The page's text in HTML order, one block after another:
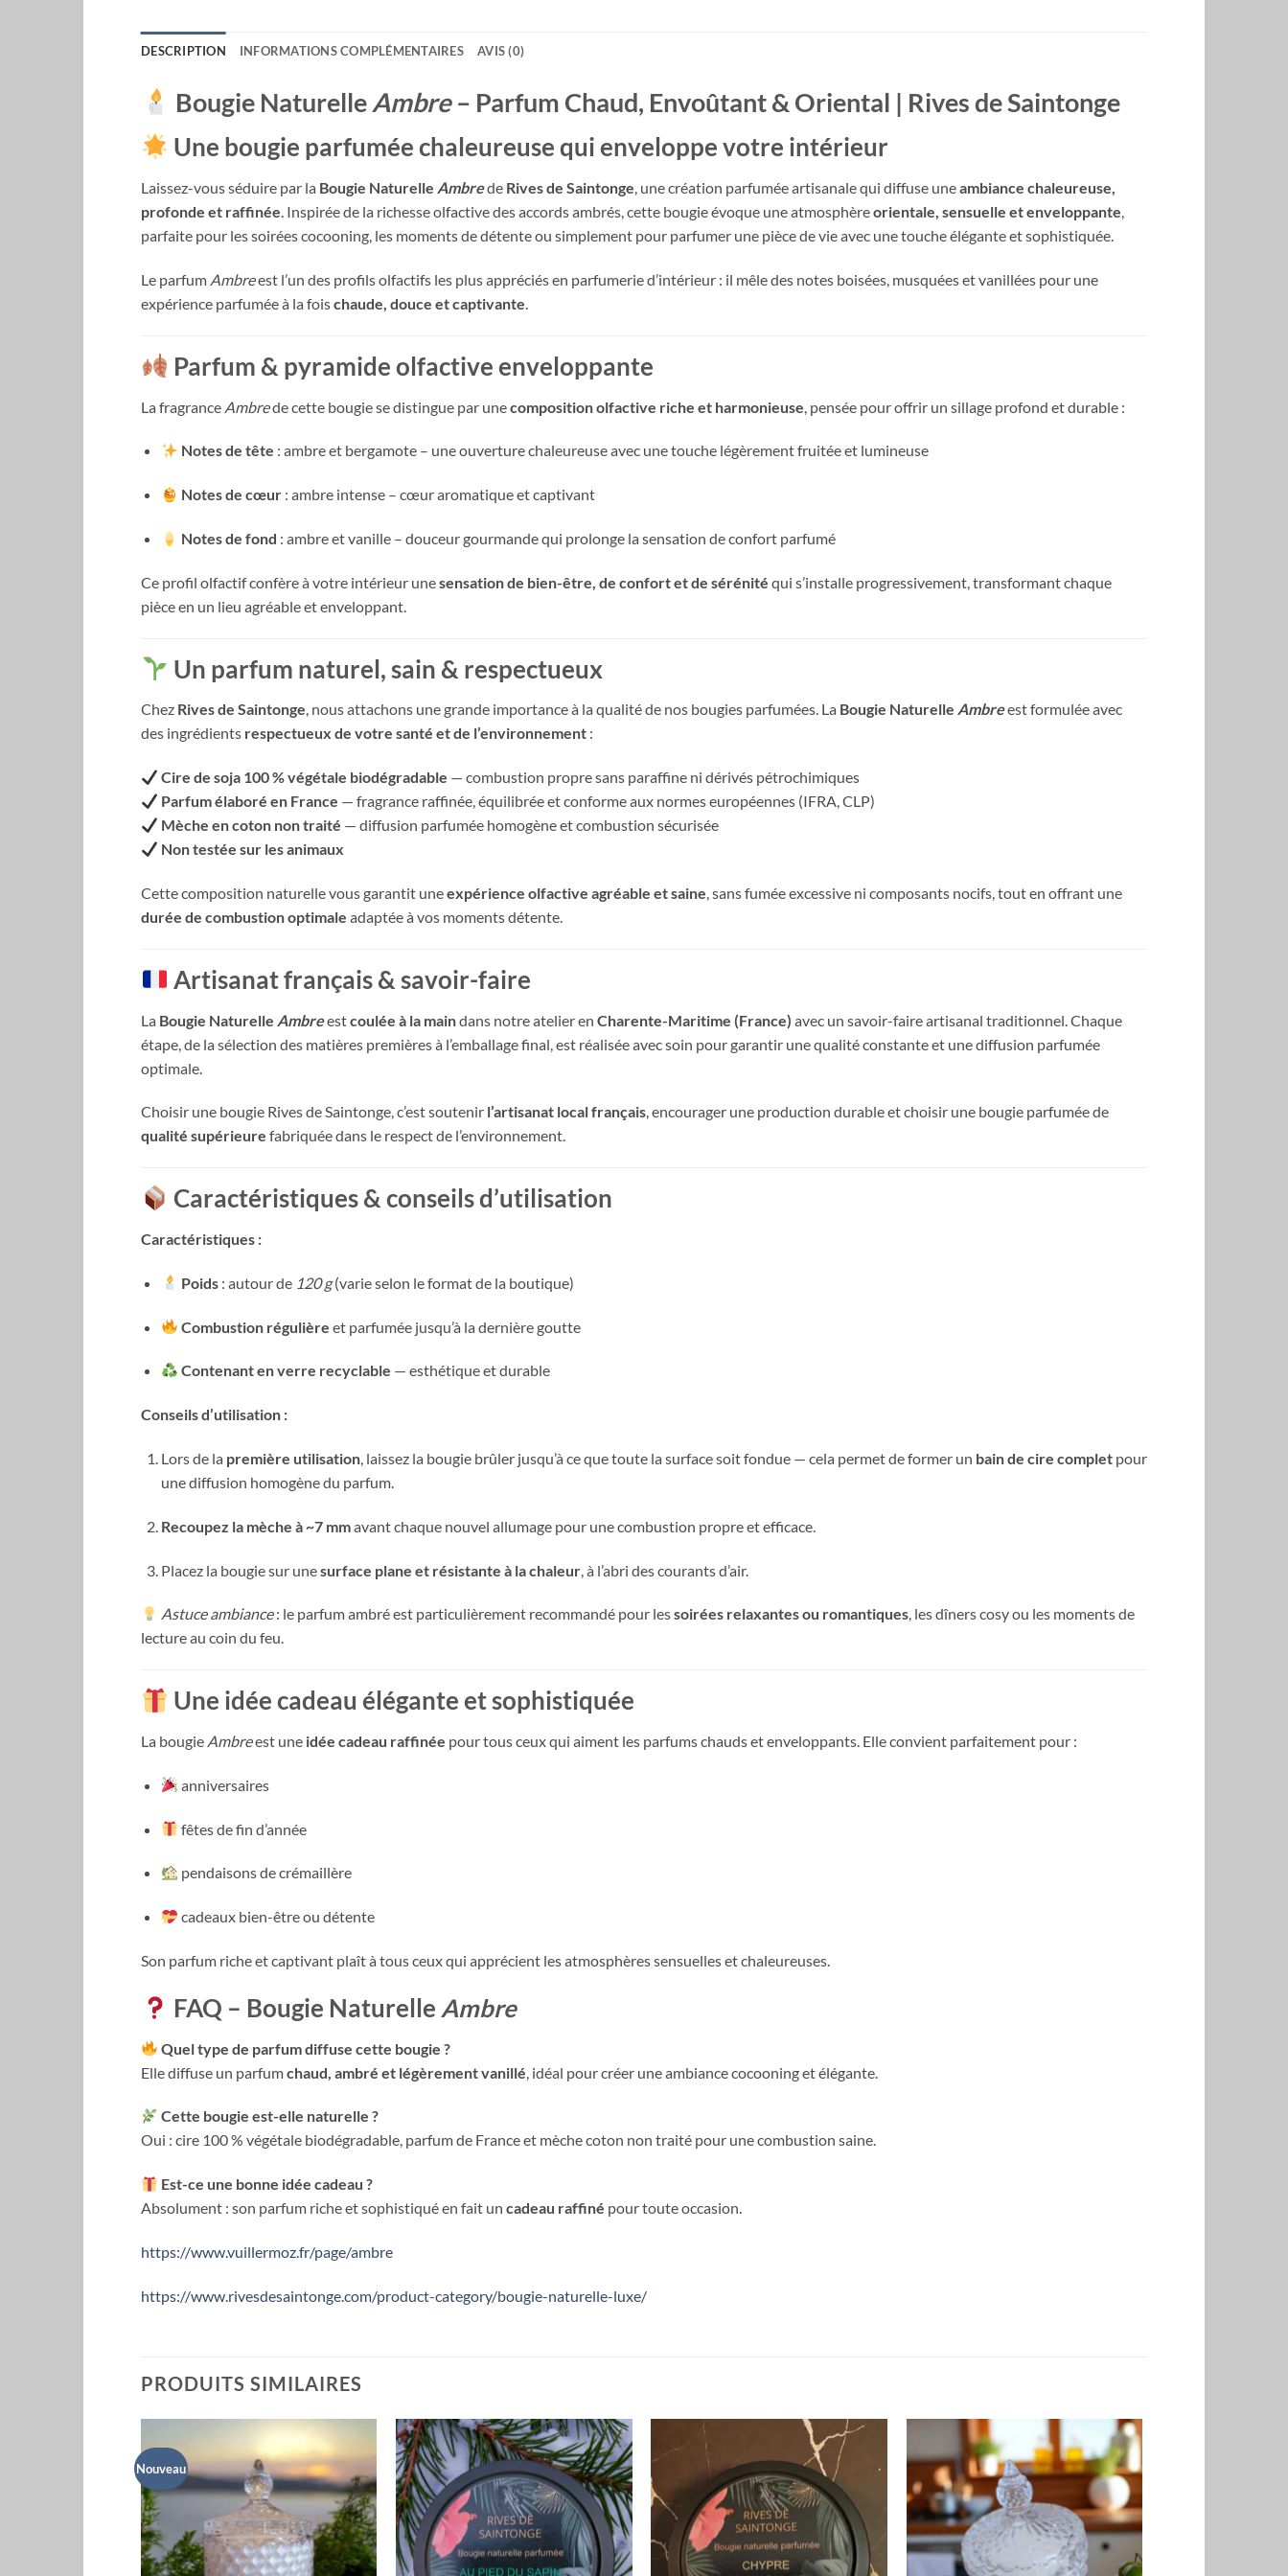
DESCRIPTION INFORMATIONS COMPLÉMENTAIRES AVIS (0)
Bougie NaturelleAmbre– Parfum Chaud, Envoûtant & Oriental | Rives de Saintonge
Une bougie parfumée chaleureuse qui enveloppe votre intérieur
Laissez-vous séduire par la Bougie Naturelle Ambrede Rives de Saintonge, une création parfumée artisanale qui diffuse uneambiance chaleureuse,
profonde et raffinée. Inspirée de la richesse olfactive des accords ambrés, cette bougie évoque une atmosphèreorientale, sensuelle et enveloppante,
parfaite pour les soirées cocooning, les moments de détente ou simplement pour parfumer une pièce de vie avec une touche élégante et sophistiquée.
Le parfum Ambreest l’un des profils olfactifs les plus appréciés en parfumerie d’intérieur : il mêle des notes boisées, musquées et vanillées pour une
expérience parfumée à la foischaude, douce et captivante.
Parfum & pyramide olfactive enveloppante
La fragrance Ambrede cette bougie se distingue par unecomposition olfactive riche et harmonieuse , pensée pour offrir un sillage profond et durable :
Notes de tête : ambre et bergamote – une ouverture chaleureuse avec une touche légèrement fruitée et lumineuse
Notes de cœur : ambre intense – cœur aromatique et captivant
Notes de fond : ambre et vanille – douceur gourmande qui prolonge la sensation de confort parfumé
Ce profil olfactif confère à votre intérieur unesensation de bien-être, de confort et de sérénité qui s’installe progressivement, transformant chaque
pièce en un lieu agréable et enveloppant.
Un parfum naturel, sain & respectueux
Chez Rives de Saintonge, nous attachons une grande importance à la qualité de nos bougies parfumées. La Bougie Naturelle Ambreest formulée avec
des ingrédients respectueux de votre santé et de l’environnement :
Cire de soja 100 % végétale biodégradable — combustion propre sans paraffine ni dérivés pétrochimiques
Parfum élaboré en France — fragrance raffinée, équilibrée et conforme aux normes européennes (IFRA, CLP)
Mèche en coton non traité — diffusion parfumée homogène et combustion sécurisée
Non testée sur les animaux
Cette composition naturelle vous garantit uneexpérience olfactive agréable et saine, sans fumée excessive ni composants nocifs, tout en offrant une
durée de combustion optimale adaptée à vos moments détente.
Artisanat français & savoir-faire
La Bougie Naturelle Ambreestcoulée à la maindans notre atelier en Charente-Maritime (France) avec un savoir-faire artisanal traditionnel. Chaque
étape, de la sélection des matières premières à l’emballage final, est réalisée avec soin pour garantir une qualité constante et une diffusion parfumée
optimale.
Choisir une bougie Rives de Saintonge, c’est soutenir l’artisanat local français, encourager une production durable et choisir une bougie parfumée de
qualité supérieure fabriquée dans le respect de l’environnement.
Caractéristiques & conseils d’utilisation
Caractéristiques :
Poids : autour de 120 g(varie selon le format de la boutique)
Combustion régulière et parfumée jusqu’à la dernière goutte
Contenant en verre recyclable — esthétique et durable
Conseils d’utilisation :
Lors de la première utilisation, laissez la bougie brûler jusqu’à ce que toute la surface soit fondue — cela permet de former un bain de cire completpour
une diffusion homogène du parfum.
Recoupez la mèche à ~7 mmavant chaque nouvel allumage pour une combustion propre et efficace.
Placez la bougie sur unesurface plane et résistante à la chaleur, à l’abri des courants d’air.
Astuce ambiance: le parfum ambré est particulièrement recommandé pour lessoirées relaxantes ou romantiques, les dîners cosy ou les moments de
lecture au coin du feu.
Une idée cadeau élégante et sophistiquée
La bougie Ambreest une idée cadeau raffinée pour tous ceux qui aiment les parfums chauds et enveloppants. Elle convient parfaitement pour :
anniversaires
fêtes de fin d’année
pendaisons de crémaillère
cadeaux bien-être ou détente
Son parfum riche et captivant plaît à tous ceux qui apprécient les atmosphères sensuelles et chaleureuses.
FAQ – Bougie Naturelle Ambre
Quel type de parfum diffuse cette bougie ?
Elle diffuse un parfumchaud, ambré et légèrement vanillé , idéal pour créer une ambiance cocooning et élégante.
Cette bougie est-elle naturelle ?
Oui : cire 100 % végétale biodégradable, parfum de France et mèche coton non traité pour une combustion saine.
Est-ce une bonne idée cadeau ?
Absolument : son parfum riche et sophistiqué en fait un cadeau raffiné pour toute occasion.
https://www.vuillermoz.fr/page/ambre
https://www.rivesdesaintonge.com/product-category/bougie-naturelle-luxe/
PRODUITS SIMILAIRES
Nouveau